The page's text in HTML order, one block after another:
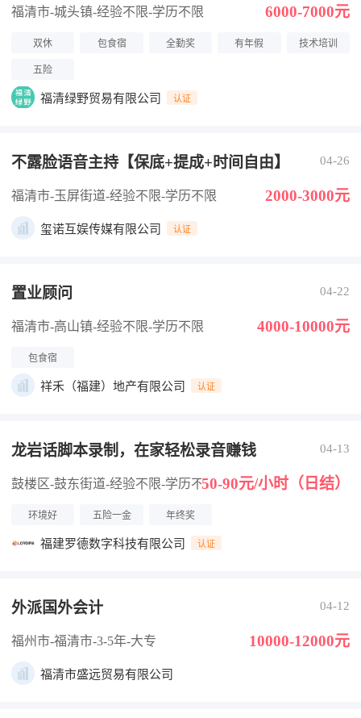
福清市-城头镇-经验不限-学历不限 6000-7000元
双休 包食宿 全勤奖 有年假 技术培训
五险
福清绿野贸易有限公司 认证
不露脸语音主持【保底+提成+时间自由】 04-26
福清市-玉屏街道-经验不限-学历不限 2000-3000元
玺诺互娱传媒有限公司 认证
置业顾问 04-22
福清市-高山镇-经验不限-学历不限 4000-10000元
包食宿
祥禾（福建）地产有限公司 认证
龙岩话脚本录制，在家轻松录音赚钱 04-13
鼓楼区-鼓东街道-经验不限-学历不限50-90元/小时（日结）
环境好 五险一金 年终奖
福建罗德数字科技有限公司 认证
外派国外会计 04-12
福州市-福清市-3-5年-大专 10000-12000元
福清市盛远贸易有限公司